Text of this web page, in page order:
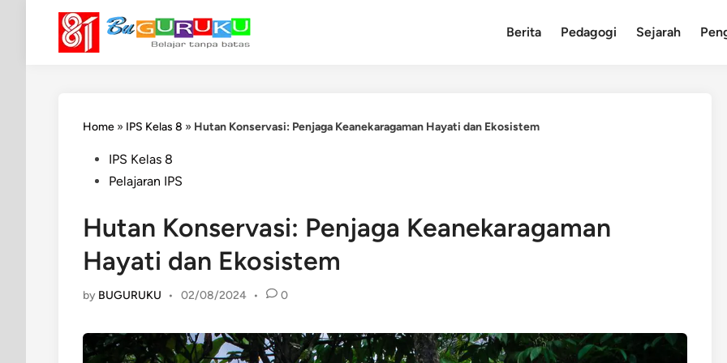
content
Berita Pedagogi Sejarah
Home » IPS Kelas 8 » Hutan Konservasi: Penjaga Keanekaragaman Hayati dan Ekosistem
PostedIPS Kelas 8
Pelajaran IPS
Hutan Konservasi: Penjaga Keanekaragaman
Hayati dan Ekosistem
by BUGURUKU • 02/08/2024 • 0